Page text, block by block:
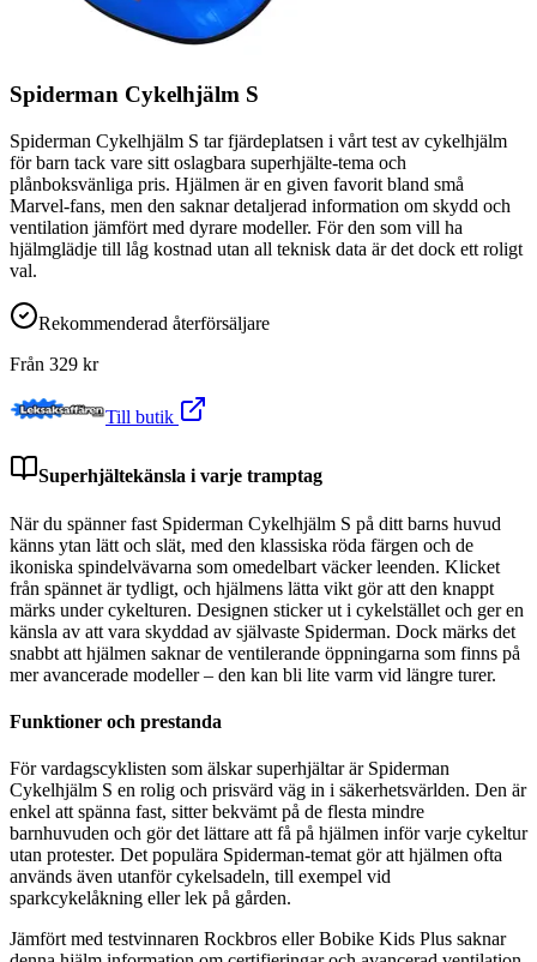
Spiderman Cykelhjälm S
Spiderman Cykelhjälm S tar fjärdeplatsen i vårt test av cykelhjälm
för barn tack vare sitt oslagbara superhjälte-tema och
plånboksvänliga pris. Hjälmen är en given favorit bland små
Marvel-fans, men den saknar detaljerad information om skydd och
ventilation jämfört med dyrare modeller. För den som vill ha
hjälmglädje till låg kostnad utan all teknisk data är det dock ett roligt
val.
Rekommenderad återförsäljare
Från 329 kr
Till butik
Superhjältekänsla i varje tramptag
När du spänner fast Spiderman Cykelhjälm S på ditt barns huvud
känns ytan lätt och slät, med den klassiska röda färgen och de
ikoniska spindelvävarna som omedelbart väcker leenden. Klicket
från spännet är tydligt, och hjälmens lätta vikt gör att den knappt
märks under cykelturen. Designen sticker ut i cykelstället och ger en
känsla av att vara skyddad av självaste Spiderman. Dock märks det
snabbt att hjälmen saknar de ventilerande öppningarna som finns på
mer avancerade modeller – den kan bli lite varm vid längre turer.
Funktioner och prestanda
För vardagscyklisten som älskar superhjältar är Spiderman
Cykelhjälm S en rolig och prisvärd väg in i säkerhetsvärlden. Den är
enkel att spänna fast, sitter bekvämt på de flesta mindre
barnhuvuden och gör det lättare att få på hjälmen inför varje cykeltur
utan protester. Det populära Spiderman-temat gör att hjälmen ofta
används även utanför cykelsadeln, till exempel vid
sparkcykelåkning eller lek på gården.
Jämfört med testvinnaren Rockbros eller Bobike Kids Plus saknar